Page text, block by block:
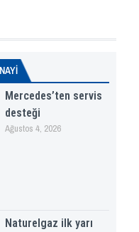
Mercedes’ten servis
desteği
Ağustos 4, 2026
Naturelgaz ilk yarı